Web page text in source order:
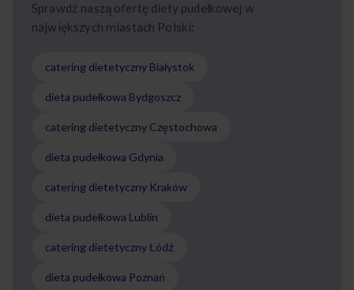
Sprawdź naszą ofertę diety pudełkowej w
największych miastach Polski:
catering dietetyczny Białystok
dieta pudełkowa Bydgoszcz
catering dietetyczny Częstochowa
dieta pudełkowa Gdynia
catering dietetyczny Kraków
dieta pudełkowa Lublin
catering dietetyczny Łódź
dieta pudełkowa Poznań